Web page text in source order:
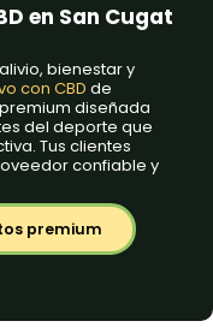
en San Cugat
bienestar y
con CBD de
diseñada
del deporte que
Tus clientes
confiable y
premium